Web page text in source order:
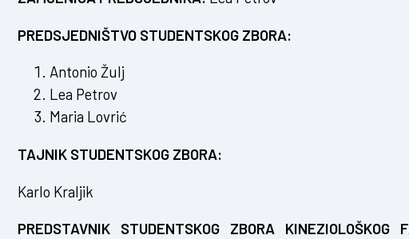
PREDSJEDNIŠTVO STUDENTSKOG ZBORA:
Antonio Žulj
Lea Petrov
Maria Lovrić
TAJNIK STUDENTSKOG ZBORA:
Karlo Kraljik
PREDSTAVNIK STUDENTSKOG ZBORA